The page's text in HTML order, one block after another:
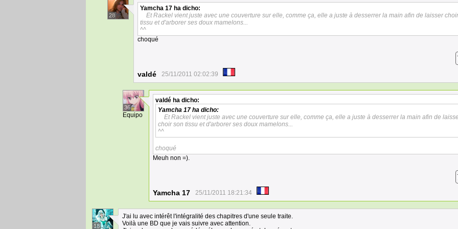
28
Yamcha 17 ha dicho:
Et Rackel vient juste avec une couverture sur elle, comme ça, elle a juste à desserrer la main afin de laisser
tissu et d'arborer ses doux mamelons...
^^
choqué
valdé 25/11/2011 02:02:39
36
Equipo
valdé ha dicho:
Yamcha 17 ha dicho:
Et Rackel vient juste avec une couverture sur elle, comme ça, elle a juste à desserrer la main afin de
choir son tissu et d'arborer ses doux mamelons...
^^
choqué
Meuh non =).
Yamcha 17 25/11/2011 18:21:34
18
J'ai lu avec intérêt l'intégralité des chapitres d'une seule traite.
Voilà une BD que je vais suivre avec attention.